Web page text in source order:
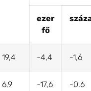
ezer
fő
19,4 -4,4 -1,6
6,9 -17,6 -0,6